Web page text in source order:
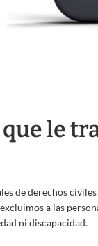
le
de derechos
a las
ni discapacidad.